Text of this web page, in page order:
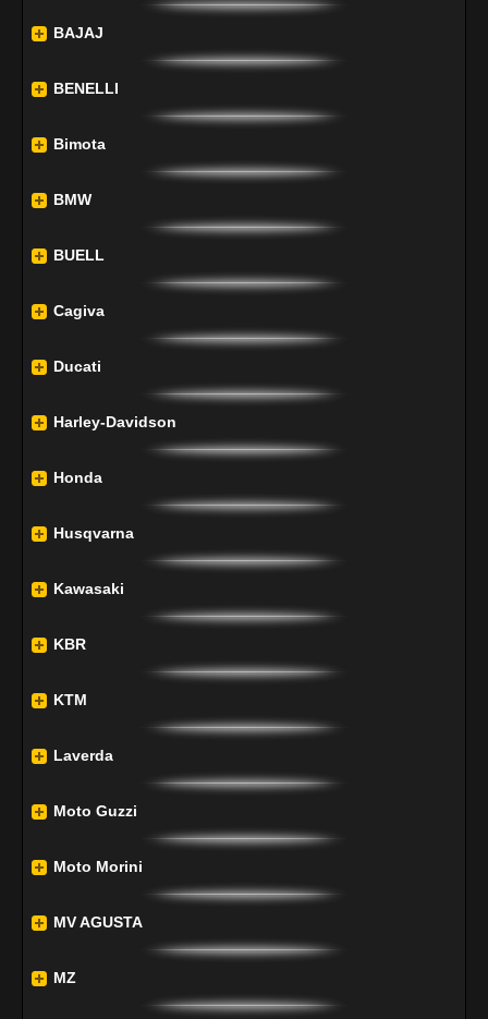
BAJAJ
BENELLI
Bimota
BMW
BUELL
Cagiva
Ducati
Harley-Davidson
Honda
Husqvarna
Kawasaki
KBR
KTM
Laverda
Moto Guzzi
Moto Morini
MV AGUSTA
MZ